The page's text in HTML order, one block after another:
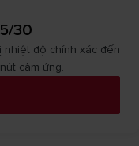
30
nhiệt độ chính xác đến
cảm ứng.